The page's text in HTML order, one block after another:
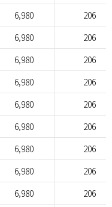
6,980
206
6,980
206
6,980
206
6,980
206
6,980
206
6,980
206
6,980
206
6,980
206
6,980
206